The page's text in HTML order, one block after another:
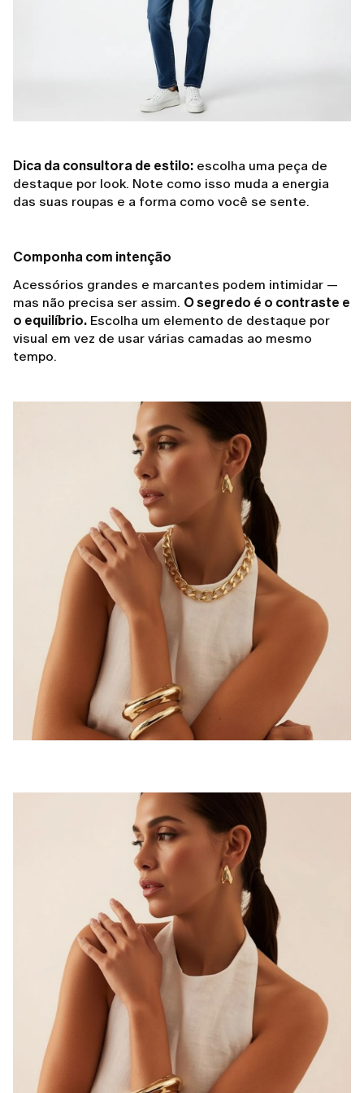
Dica da consultora de estilo: escolha uma peça de
destaque por look. Note como isso muda a energia
das suas roupas e a forma como você se sente.
Componha com intenção
Acessórios grandes e marcantes podem intimidar —
mas não precisa ser assim. O segredo é o contraste e
o equilíbrio. Escolha um elemento de destaque por
visual em vez de usar várias camadas ao mesmo
tempo.